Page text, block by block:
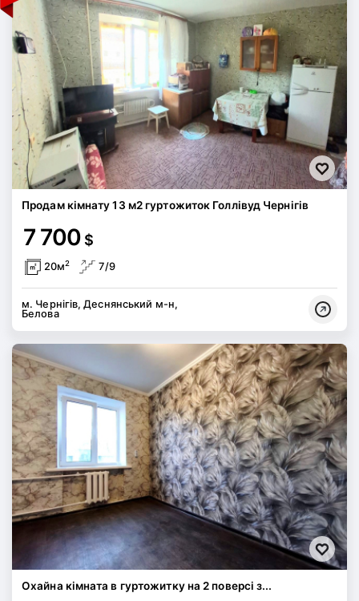
Продам кімнату 13 м2 гуртожиток Голлівуд Чернігів
7 700 $
20м2 7/9
м. Чернігів, Деснянський м-н,
Белова
Охайна кімната в гуртожитку на 2 поверсі з...